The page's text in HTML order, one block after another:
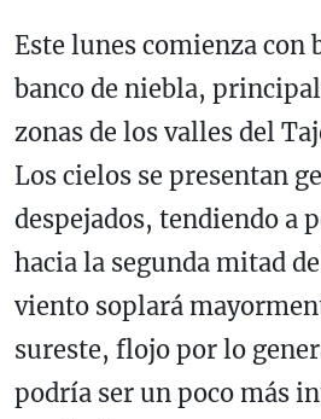
Este lunes comienza con
banco de niebla,
zonas de los valles del
Los cielos se presentan
despejados, tendiendo a
hacia la segunda mitad
viento soplará
sureste, flojo por lo
podría ser un poco más